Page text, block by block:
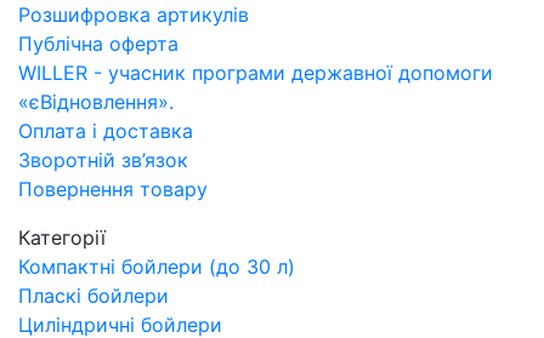
Розшифровка артикулів
Публічна оферта
WILLER - учасник програми державної допомоги
«єВідновлення».
Оплата і доставка
Зворотній зв’язок
Повернення товару
Категорії
Компактні бойлери (до 30 л)
Пласкі бойлери
Циліндричні бойлери